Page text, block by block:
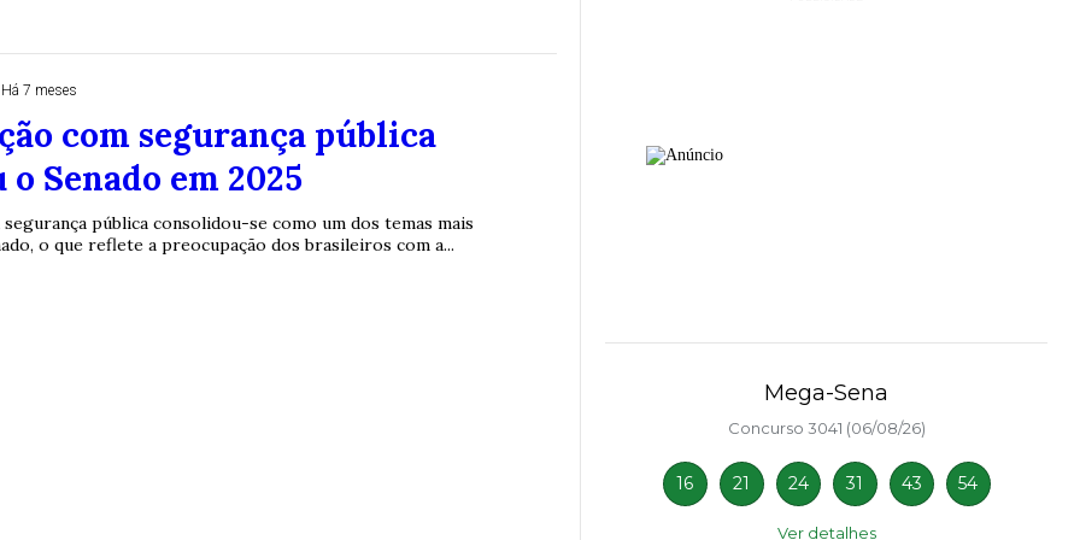
Há 7 meses
com segurança pública
Senado em 2025
segurança pública consolidou-se como um dos temas mais
o que reflete a preocupação dos brasileiros com a...
Mega-Sena
Concurso 3041 (06/08/26)
16 21 24 31 43 54
Ver detalhes